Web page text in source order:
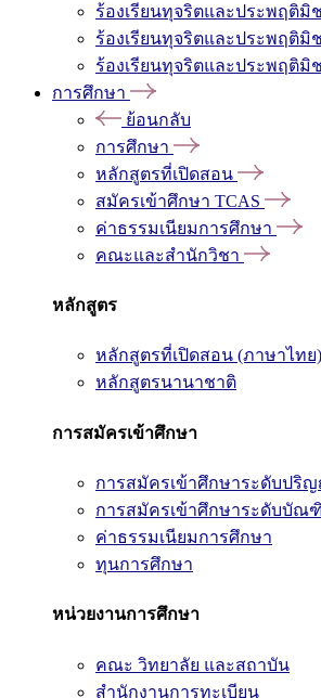
ร้องเรียนทุจริตและประพฤติมิ
ร้องเรียนทุจริตและประพฤติมิ
ร้องเรียนทุจริตและประพฤติมิ
การศึกษา
ย้อนกลับ
การศึกษา
หลักสูตรที่เปิดสอน
สมัครเข้าศึกษา TCAS
ค่าธรรมเนียมการศึกษา
คณะและสำนักวิชา
หลักสูตร
หลักสูตรที่เปิดสอน (ภาษาไทย)
หลักสูตรนานาชาติ
การสมัครเข้าศึกษา
การสมัครเข้าศึกษาระดับป
การสมัครเข้าศึกษาระดับบัณ
ค่าธรรมเนียมการศึกษา
ทุนการศึกษา
หน่วยงานการศึกษา
คณะ วิทยาลัย และสถาบัน
สำนักงานการทะเบียน